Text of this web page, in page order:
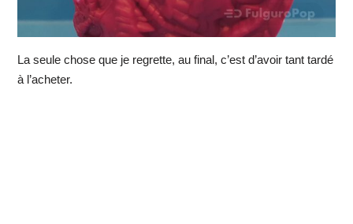
La seule chose que je regrette, au final, c’est d’avoir tant tardé
à l’acheter.